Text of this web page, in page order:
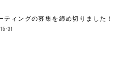
ティングの募集を締め切りました！